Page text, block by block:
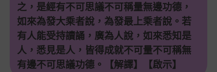
之，是經有不可思議不可稱量無邊功德，
如來為發大乘者說，為發最上乘者說。若
有人能受持讀誦，廣為人說，如來悉知是
人，悉見是人，皆得成就不可量不可稱無
有邊不可思議功德。【解譯】【啟示】